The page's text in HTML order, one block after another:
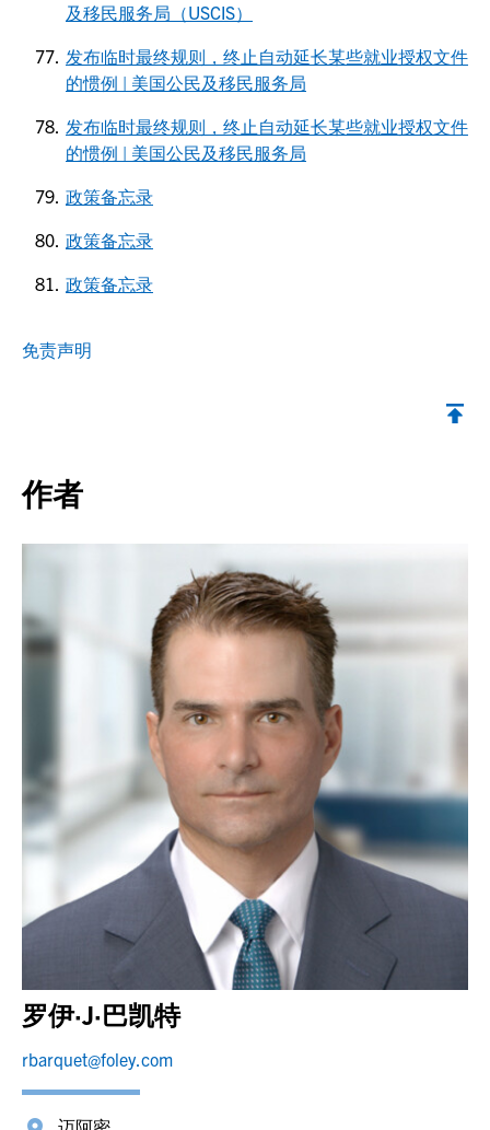
及移民服务局（USCIS）
发布临时最终规则，终止自动延长某些就业授权文件
的惯例 | 美国公民及移民服务局
发布临时最终规则，终止自动延长某些就业授权文件
的惯例 | 美国公民及移民服务局
政策备忘录
政策备忘录
政策备忘录
免责声明
作者
罗伊·J·巴凯特
rbarquet@foley.com
迈阿密